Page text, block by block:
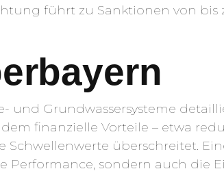
führt zu Sanktionen von bis
und Grundwassersysteme
finanzielle Vorteile – etwa
überschreitet.
sondern auch die